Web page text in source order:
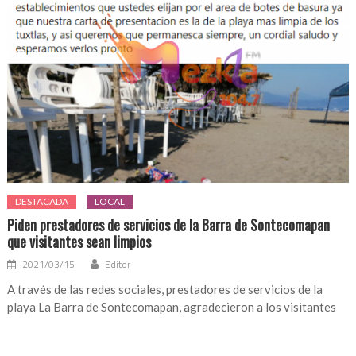
DESTACADA LOCAL
Piden prestadores de servicios de la Barra de Sontecomapan
que visitantes sean limpios
2021/03/15 Editor
A través de las redes sociales, prestadores de servicios de la
playa La Barra de Sontecomapan, agradecieron a los visitantes